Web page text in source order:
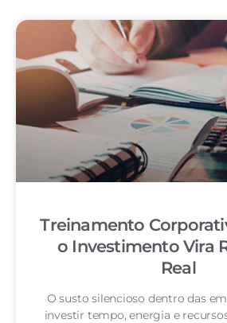
Treinamento
o Investimento Vira
Real
O susto silencioso dentro das
investir tempo, energia e